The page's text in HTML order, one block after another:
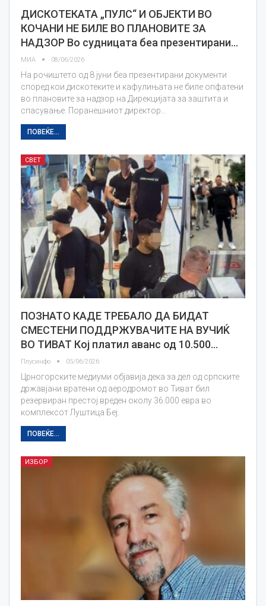
ДИСКОТЕКАТА „ПУЛС“ И ОБЈЕКТИ ВО
КОЧАНИ НЕ БИЛЕ ВО ПЛАНОВИТЕ ЗА
НАДЗОР Во судницата беа презентирани…
МИА 08/06/2026
На рочиштето од 8 јуни беа презентирани документи
според кои дискотеките и кафулињата не биле опфатени
во плановите за надзор на Дирекцијата за заштита и
спасување. Поранешниот директор…
ПОВЕЌЕ...
СВЕТ
ПОЗНАТО КАДЕ ТРЕБАЛО ДА БИДАТ
СМЕСТЕНИ ПОДДРЖУВАЧИТЕ НА ВУЧИЌ
ВО ТИВАТ Кој платил аванс од 10.500…
Плусинфо 05/06/2026
Црногорските медиуми објавија дека за дел од српските
државјани вратени од аеродромот во Тиват бил
резервиран престој вреден околу 36.000 евра во
комплексот Луштица Беј.
ПОВЕЌЕ...
ИЗБОР